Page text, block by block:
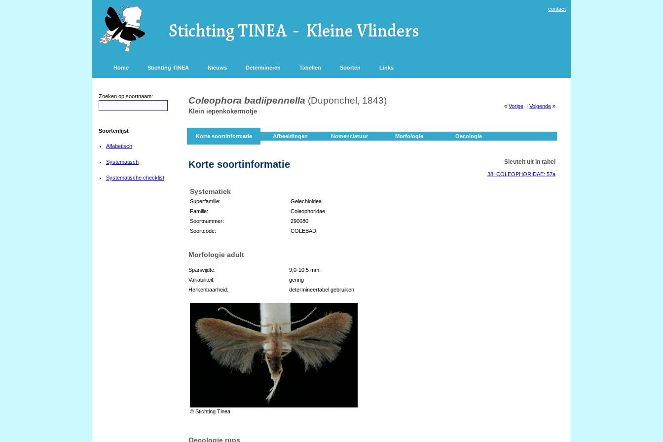
contact
Home Stichting TINEA Nieuws Determineren Tabellen Soorten Links
Zoeken op soortnaam:
Soortenlijst
Alfabetisch
Systematisch
Systematische checklist
Coleophora badiipennella (Duponchel, 1843)
Klein iepenkokermotje
« Vorige | Volgende »
Korte soortinformatie Afbeeldingen Nomenclatuur Morfologie Oecologie
Korte soortinformatie
Systematiek
Superfamilie:
Gelechioidea
Familie:
Coleophoridae
Soortnummer:
290080
Soortcode:
COLEBADI
Sleutelt uit in tabel
38. COLEOPHORIDAE: 57a
Morfologie adult
Spanwijdte:
9,0-10,5 mm.
Variabiliteit:
gering
Herkenbaarheid:
determineertabel gebruiken
© Stichting Tinea
Oecologie rups